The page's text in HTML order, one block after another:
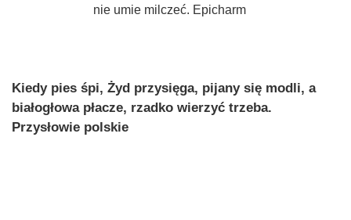
nie umie milczeć. Epicharm
Kiedy pies śpi, Żyd przysięga, pijany się modli, a
białogłowa płacze, rzadko wierzyć trzeba.
Przysłowie polskie